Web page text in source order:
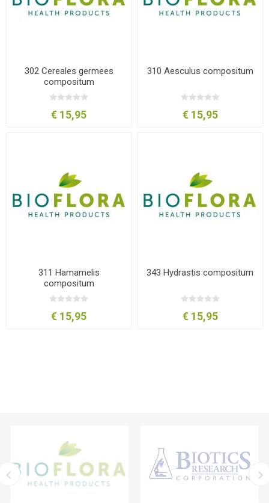
302 Cereales germees
compositum
€ 15,95
310 Aesculus compositum
€ 15,95
311 Hamamelis
compositum
€ 15,95
343 Hydrastis compositum
€ 15,95